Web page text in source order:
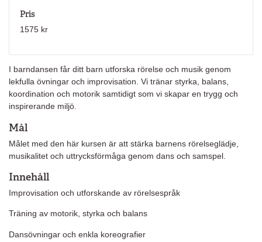
I barndansen får ditt barn utforska rörelse och musik genom
lekfulla övningar och improvisation. Vi tränar styrka, balans,
koordination och motorik samtidigt som vi skapar en trygg och
inspirerande miljö.
Mål
Målet med den här kursen är att stärka barnens rörelseglädje,
musikalitet och uttrycksförmåga genom dans och samspel.
Innehåll
Improvisation och utforskande av rörelsespråk
Träning av motorik, styrka och balans
Dansövningar och enkla koreografier
Pris
1575 kr